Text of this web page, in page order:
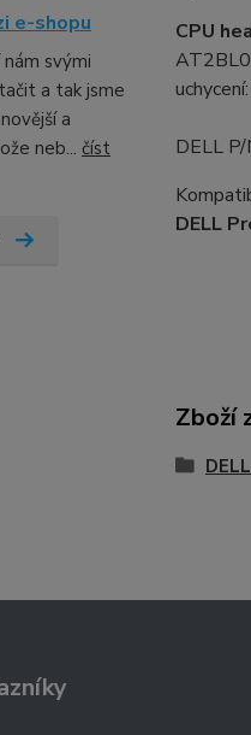
e-shopu
svými
a tak jsme
a
neb... číst
CPU
DELL P/
DELL
Zboží
DELL